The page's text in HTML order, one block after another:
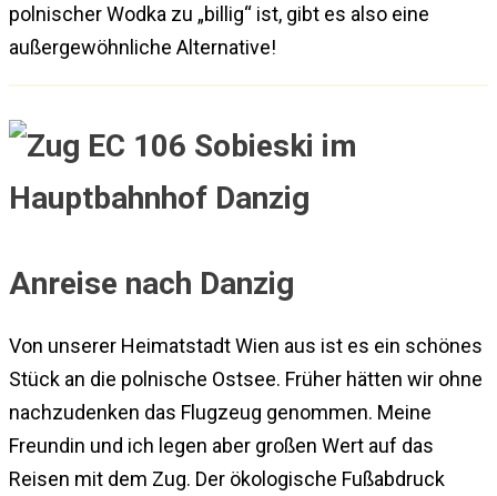
polnischer Wodka zu „billig“ ist, gibt es also eine
außergewöhnliche Alternative!
Anreise nach Danzig
Von unserer Heimatstadt Wien aus ist es ein schönes
Stück an die polnische Ostsee. Früher hätten wir ohne
nachzudenken das Flugzeug genommen. Meine
Freundin und ich legen aber großen Wert auf das
Reisen mit dem Zug. Der ökologische Fußabdruck